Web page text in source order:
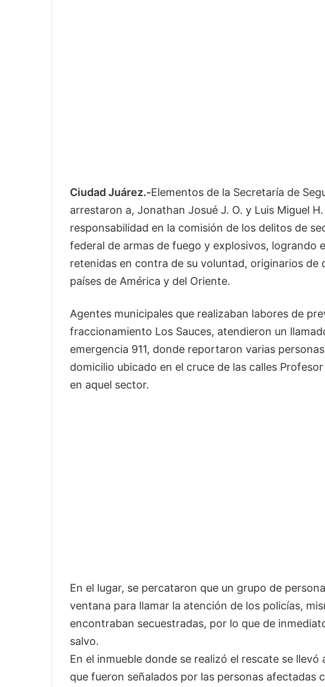
Ciudad Juárez.-Elementos de la Secretaría de
arrestaron a, Jonathan Josué J. O. y Luis Miguel
responsabilidad en la comisión de los delitos de
federal de armas de fuego y explosivos, logrando
retenidas en contra de su voluntad, originarios de
países de América y del Oriente.
Agentes municipales que realizaban labores de
fraccionamiento Los Sauces, atendieron un
emergencia 911, donde reportaron varias
domicilio ubicado en el cruce de las calles
en aquel sector.
En el lugar, se percataron que un grupo de
ventana para llamar la atención de los policías,
encontraban secuestradas, por lo que de
salvo.
En el inmueble donde se realizó el rescate se
que fueron señalados por las personas afectadas